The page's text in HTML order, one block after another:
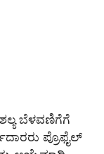
ಬೆಳವಣಿಗೆಗೆ
ಪ್ರೊಫೈಲ್